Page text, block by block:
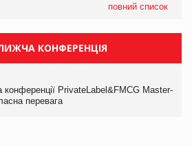
повний список
КОНФЕРЕНЦІЯ
конференції PrivateLabel&FMCG Master-
перевага